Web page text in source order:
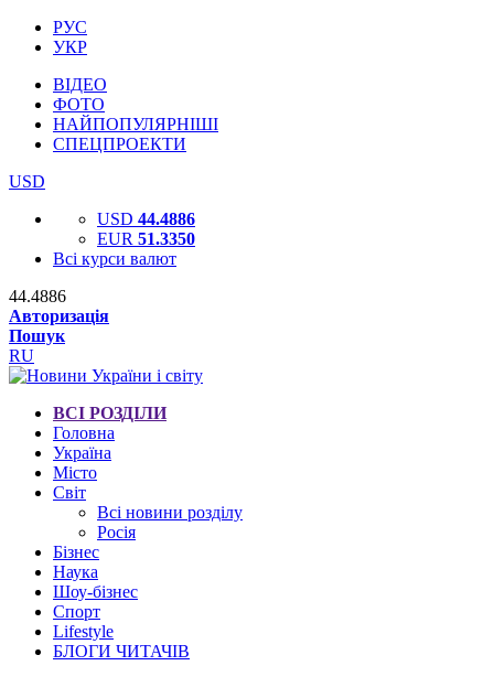
РУС
УКР
ВІДЕО
ФОТО
НАЙПОПУЛЯРНІШІ
СПЕЦПРОЕКТИ
USD
USD 44.4886
EUR 51.3350
Всі курси валют
44.4886
Авторизація
Пошук
RU
ВСІ РОЗДІЛИ
Головна
Україна
Місто
Світ
Всі новини розділу
Росія
Бізнес
Наука
Шоу-бізнес
Спорт
Lifestyle
БЛОГИ ЧИТАЧІВ